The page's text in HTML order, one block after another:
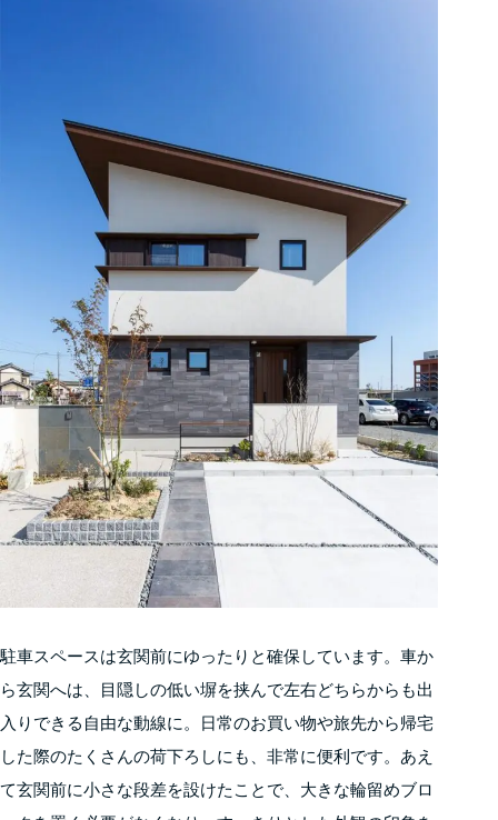
駐車スペースは玄関前にゆったりと確保しています。車か
ら玄関へは、目隠しの低い塀を挟んで左右どちらからも出
入りできる自由な動線に。日常のお買い物や旅先から帰宅
した際のたくさんの荷下ろしにも、非常に便利です。あえ
て玄関前に小さな段差を設けたことで、大きな輪留めブロ